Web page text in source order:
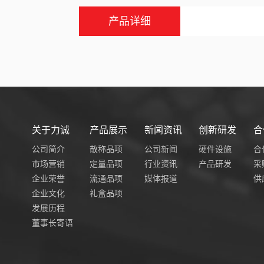
产品详细
关于力诚
公司简介
市场营销
企业荣誉
企业文化
发展历程
董事长寄语
产品展示
散称品项
定量品项
流通品项
礼盒品项
新闻资讯
公司新闻
行业资讯
媒体报道
创新研发
硬件设施
产品研发
合
采
供